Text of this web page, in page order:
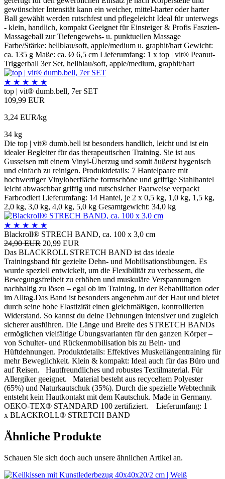
gewünschter Intensität kann ein weicher, mittel-harter oder harter
Ball gewählt werden rutschfest und pflegeleicht Ideal für unterwegs
- klein, handlich, kompakt Geeignet für Einsteiger & Profis Faszien-
Massageball zur Tiefengewebs- u. punktuellen Massage
Farbe/Stärke: hellblau/soft, apple/medium u. graphit/hart Gewicht:
ca. 135 g Maße: ca. Ø 6,5 cm Lieferumfang: 1 x top | vit® Peanut-
Triggerball 3er Set, hellblau/soft, apple/medium, graphit/hart
★ ★ ★ ★ ★
top | vit® dumb.bell, 7er SET
109,99 EUR
3,24 EUR/kg
34 kg
Die top | vit® dumb.bell ist besonders handlich, leicht und ist ein
idealer Begleiter für das therapeutischen Training. Sie ist aus
Gusseisen mit einem Vinyl-Überzug und somit äußerst hygenisch
und einfach zu reinigen. Produktdetails: 7 Hantelpaare mit
hochwertiger Vinyloberfläche formschöne und griffige Stahlhantel
leicht abwaschbar griffig und rutschsicher Paarweise verpackt
Farbcodiert Lieferumfang: 14 Hantel, je 2 x 0,5 kg, 1,0 kg, 1,5 kg,
2,0 kg, 3,0 kg, 4,0 kg, 5,0 kg Gesamtgewicht: 34,0 kg
★ ★ ★ ★ ★
Blackroll® STRECH BAND, ca. 100 x 3,0 cm
24,90 EUR 20,99 EUR
Das BLACKROLL STRETCH BAND ist das ideale
Trainingsband für gezielte Dehn- und Mobilisationsübungen. Es
wurde speziell entwickelt, um die Flexibilität zu verbessern, die
Bewegungsfreiheit zu erhöhen und muskuläre Verspannungen
nachhaltig zu lösen – egal ob im Training, in der Rehabilitation oder
im Alltag.Das Band ist besonders angenehm auf der Haut und bietet
durch seine hohe Elastizität einen gleichmäßigen, kontrollierten
Widerstand. So kannst du deine Dehnungen intensiver und zugleich
sicherer ausführen. Die Länge und Breite des STRETCH BANDs
ermöglichen vielfältige Übungsvarianten für den ganzen Körper –
von Schulter- und Rückenmobilisation bis zu Bein- und
Hüftdehnungen. Produktdetails: Effektives Muskellängentraining für
mehr Beweglichkeit. Klein & kompakt: Ideal auch für das Büro und
auf Reisen. Hautfreundliches und robustes Textilmaterial. Für
Allergiker geeignet. Material besteht aus recyceltem Polyester
(65%) und Naturkautschuk (35%). Durch die spezielle Webtechnik
entsteht kein Hautkontakt mit dem Kautschuk. Made in Germany.
OEKO-TEX® STANDARD 100 zertifiziert. Lieferumfang: 1
x BLACKROLL® STRETCH BAND
Ähnliche Produkte
Schauen Sie sich doch auch unsere ähnlichen Artikel an.